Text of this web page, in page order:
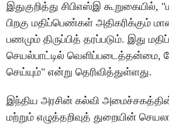
இதுகுறித்து சிபிஎஸ்இ கூறுகையில்,
பிறகு மதிப்பெண்கள் அதிகரிக்கும்
பணமும் திருப்பித் தரப்படும். இது
செயல்பாட்டில் வெளிப்படைத்தன்மை,
செய்யும்" என்று தெரிவித்துள்ளது.
இந்திய அரசின் கல்வி
மற்றும் எழுத்தறிவுத் துறையின்